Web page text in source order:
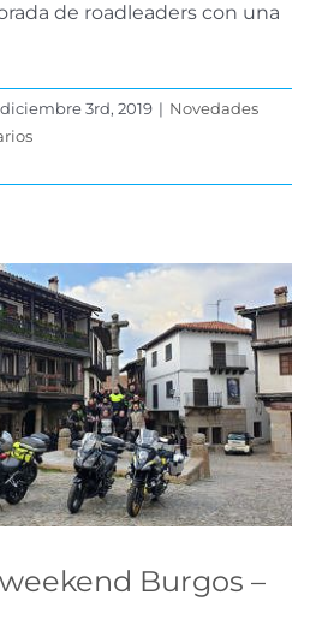
de roadleaders con una
diciembre 3rd, 2019 | Novedades
weekend
– Navarra
Concursos
Burgos –